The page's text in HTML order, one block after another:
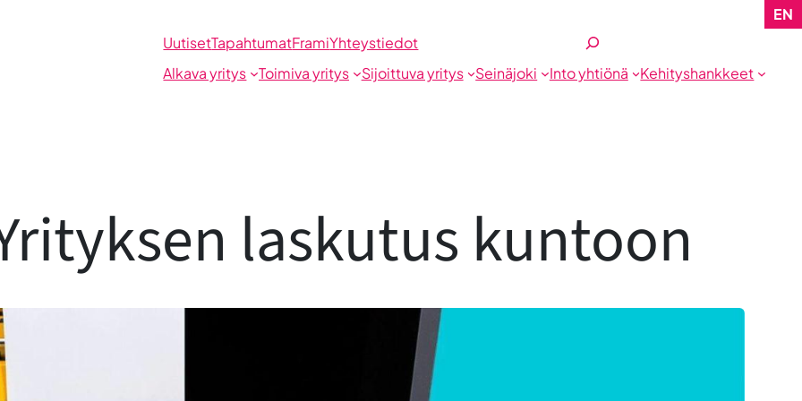
UutisetTapahtumatFramiYhteystiedot
Etsi
Alkava yritys
Toimiva yritys Sijoittuva yritys Seinäjoki Into yhtiönä Kehityshankkeet
EN
laskutus kuntoon